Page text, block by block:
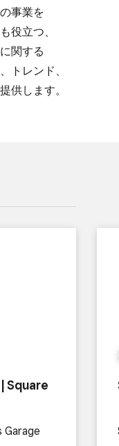
事業を​
役立つ、​
関する​
トレンド、​
供します。
Square
Garage